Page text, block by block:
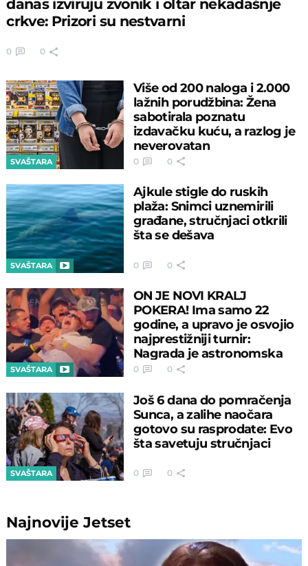
danas izviruju zvonik i oltar nekadašnje
crkve: Prizori su nestvarni
0 0
SVAŠTARA
Više od 200 naloga i 2.000
lažnih porudžbina: Žena
sabotirala poznatu
izdavačku kuću, a razlog je
neverovatan
0 0
SVAŠTARA
Ajkule stigle do ruskih
plaža: Snimci uznemirili
građane, stručnjaci otkrili
šta se dešava
0 0
SVAŠTARA
ON JE NOVI KRALJ
POKERA! Ima samo 22
godine, a upravo je osvojio
najprestižniji turnir:
Nagrada je astronomska
0 0
SVAŠTARA
Još 6 dana do pomračenja
Sunca, a zalihe naočara
gotovo su rasprodate: Evo
šta savetuju stručnjaci
0 0
NajnovijeJetset